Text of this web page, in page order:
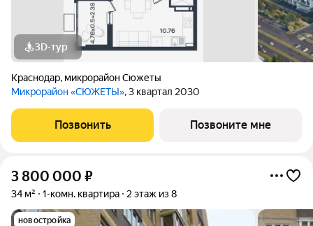
3D-тур
Краснодар, микрорайон Сюжеты
Микрорайон «СЮЖЕТЫ», 3 квартал 2030
Позвонить Позвоните мне
3 800 000 ₽
34 м² 1-комн. квартира 2 этаж из 8
новостройка